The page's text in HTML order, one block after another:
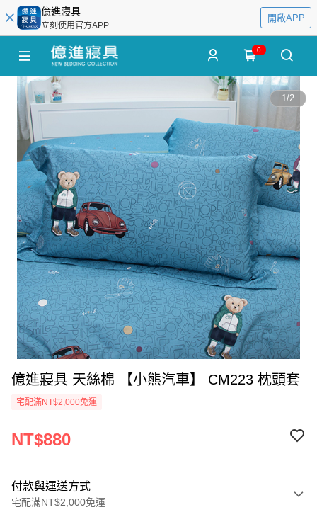
億進寢具
立刻使用官方APP
開啟APP
0
1/2
億進寢具 天絲棉 【小熊汽車】 CM223 枕頭套
宅配滿NT$2,000免運
NT$880
付款與運送方式
宅配滿NT$2,000免運